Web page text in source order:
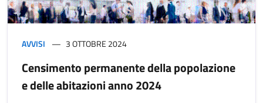
AVVISI 3 OTTOBRE 2024
Censimento permanente della popolazione
e delle abitazioni anno 2024